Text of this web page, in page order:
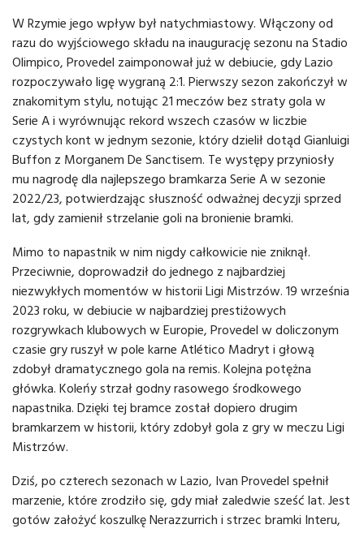
W Rzymie jego wpływ był natychmiastowy. Włączony od
razu do wyjściowego składu na inaugurację sezonu na Stadio
Olimpico, Provedel zaimponował już w debiucie, gdy Lazio
rozpoczywało ligę wygraną 2:1. Pierwszy sezon zakończył w
znakomitym stylu, notując 21 meczów bez straty gola w
Serie A i wyrównując rekord wszech czasów w liczbie
czystych kont w jednym sezonie, który dzielił dotąd Gianluigi
Buffon z Morganem De Sanctisem. Te występy przyniosły
mu nagrodę dla najlepszego bramkarza Serie A w sezonie
2022/23, potwierdzając słuszność odważnej decyzji sprzed
lat, gdy zamienił strzelanie goli na bronienie bramki.
Mimo to napastnik w nim nigdy całkowicie nie zniknął.
Przeciwnie, doprowadził do jednego z najbardziej
niezwykłych momentów w historii Ligi Mistrzów. 19 września
2023 roku, w debiucie w najbardziej prestiżowych
rozgrywkach klubowych w Europie, Provedel w doliczonym
czasie gry ruszył w pole karne Atlético Madryt i głową
zdobył dramatycznego gola na remis. Kolejna potężna
główka. Koleńy strzał godny rasowego środkowego
napastnika. Dzięki tej bramce został dopiero drugim
bramkarzem w historii, który zdobył gola z gry w meczu Ligi
Mistrzów.
Dziś, po czterech sezonach w Lazio, Ivan Provedel spełnił
marzenie, które zrodziło się, gdy miał zaledwie sześć lat. Jest
gotów założyć koszulkę Nerazzurrich i strzec bramki Interu,